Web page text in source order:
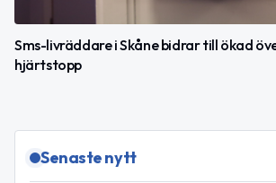
Sms-livräddare i Skåne bidrar till ökad
hjärtstopp
Senaste nytt